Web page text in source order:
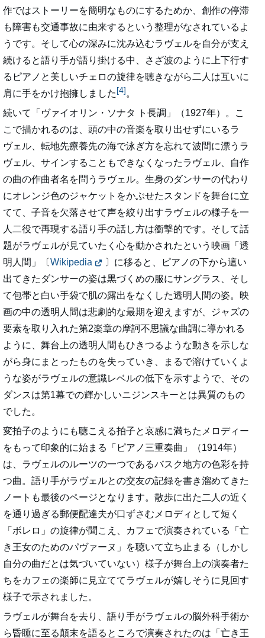
作ではストーリーを簡明なものにするためか、創作の停滞
も障害も交通事故に由来するという整理がなされているよ
うです。そして心の深みに沈み込むラヴェルを自分が支え
続けると語り手が語り掛ける中、さざ波のように上下行す
るピアノと美しいチェロの旋律を聴きながら二人は互いに
肩に手をかけ抱擁しました[4]。
続いて「ヴァイオリン・ソナタ ト長調」（1927年）。こ
こで描かれるのは、頭の中の音楽を取り出せずにいるラ
ヴェル、転地先療養先の海で泳ぎ方を忘れて波間に漂うラ
ヴェル、サインすることもできなくなったラヴェル、自作
の曲の作曲者名を問うラヴェル。生身のダンサーの代わり
にオレンジ色のジャケットをかぶせたスタンドを舞台に立
てて、子音を欠落させて声を絞り出すラヴェルの様子を一
人二役で再現する語り手の話し方は衝撃的です。そして話
題がラヴェルが見ていたく心を動かされたという映画「透
明人間」〔Wikipedia
〕に移ると、ピアノの下から這い
出てきたダンサーの姿は黒づくめの服にサングラス、そし
て包帯と白い手袋で肌の露出をなくした透明人間の姿。映
画の中の透明人間は悲劇的な最期を迎えますが、ジャズの
要素を取り入れた第2楽章の摩訶不思議な曲調に導かれる
ように、舞台上の透明人間もひきつるような動きを示しな
がら身にまとったものを失っていき、まるで溶けていくよ
うな姿がラヴェルの意識レベルの低下を示すようで、その
ダンスは第1幕での輝かしいニジンスキーとは異質のもの
でした。
変拍子のようにも聴こえる拍子と哀感に満ちたメロディー
をもって印象的に始まる「ピアノ三重奏曲」（1914年）
は、ラヴェルのルーツの一つであるバスク地方の色彩を持
つ曲。語り手がラヴェルとの交友の記録を書き溜めてきた
ノートも最後のページとなります。散歩に出た二人の近く
を通り過ぎる郵便配達夫が口ずさむメロディとして短く
「ボレロ」の旋律が聞こえ、カフェで演奏されている「亡
き王女のためのパヴァーヌ」を聴いて立ち止まる（しかし
自分の曲だとは気づいていない）様子が舞台上の演奏者た
ちをカフェの楽師に見立ててラヴェルが嬉しそうに見回す
様子で示されました。
ラヴェルが舞台を去り、語り手がラヴェルの脳外科手術か
ら昏睡に至る顛末を語るところで演奏されたのは「亡き王